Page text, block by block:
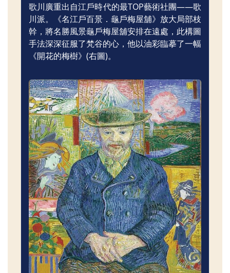
歌川廣重出自江戶時代的最TOP藝術社團——歌
川派。《名江戶百景．龜戶梅屋舖》放大局部枝
幹，將名勝風景龜戶梅屋舖安排在遠處，此構圖
手法深深征服了梵谷的心，他以油彩臨摹了一幅
《開花的梅樹》(右圖)。